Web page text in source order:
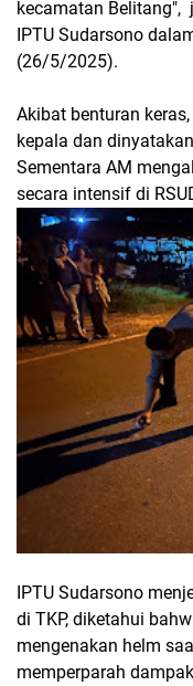
kecamatan Belitang",
IPTU Sudarsono
(26/5/2025).
Akibat benturan
kepala dan
Sementara AM
secara intensif di
IPTU Sudarsono
di TKP, diketahui
mengenakan helm
memperparah